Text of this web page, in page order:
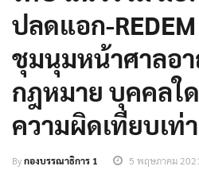
ปลดแอก-
ชุมนุมหน้าศาลอ
กฎหมาย บุคคลใ
ความผิดเทียบเท่
Byกองบรรณาธิการ 1 5 พฤษภาคม